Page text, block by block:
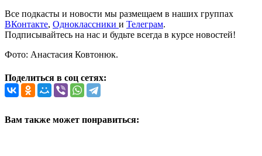
Все подкасты и новости мы размещаем в наших группах
ВКонтакте, Одноклассники и Телеграм.
Подписывайтесь на нас и будьте всегда в курсе новостей!
Фото: Анастасия Ковтонюк.
Поделиться в соц сетях:
Вам также может понравиться: